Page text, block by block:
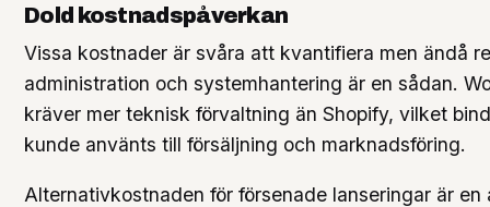
Dold kostnadspåverkan
Vissa kostnader är svåra att kvantifiera men ändå
administration och systemhantering är en sådan.
kräver mer teknisk förvaltning än Shopify, vilket
kunde använts till försäljning och marknadsföring.
Alternativkostnaden för försenade lanseringar är en